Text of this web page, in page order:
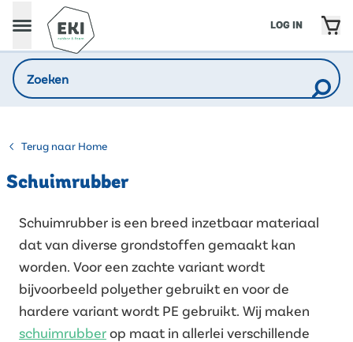
LOG IN
Terug naar Home
Schuimrubber
Schuimrubber is een breed inzetbaar materiaal
dat van diverse grondstoffen gemaakt kan
worden. Voor een zachte variant wordt
bijvoorbeeld polyether gebruikt en voor de
hardere variant wordt PE gebruikt. Wij maken
schuimrubberop maat in allerlei verschillende